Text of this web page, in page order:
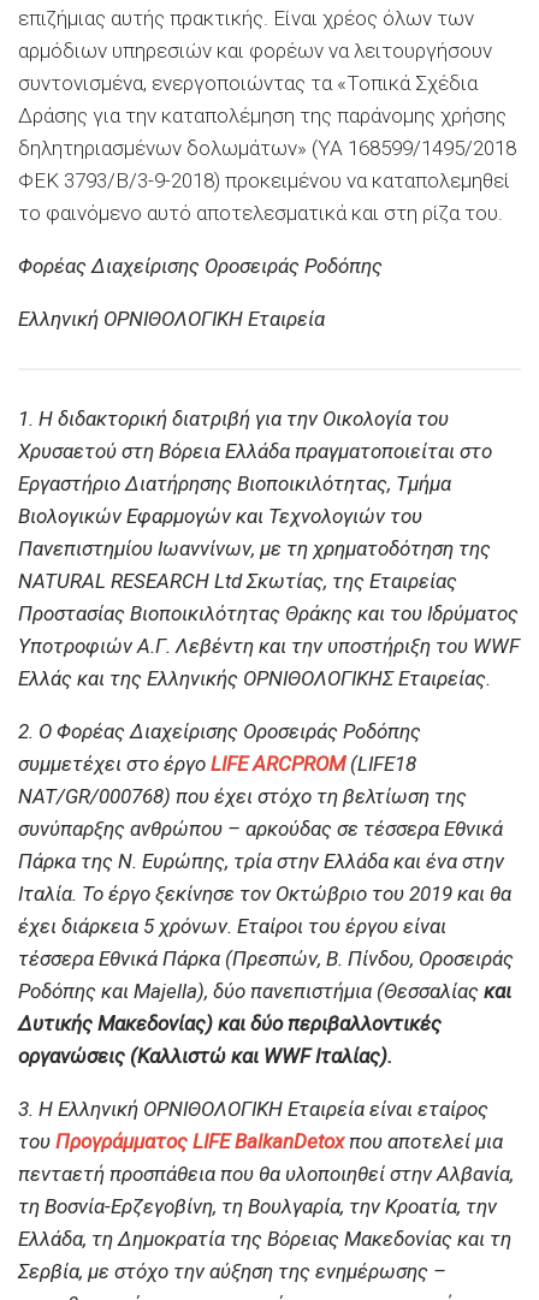
επιζήμιας αυτής πρακτικής. Είναι χρέος όλων των
αρμόδιων υπηρεσιών και φορέων να λειτουργήσουν
συντονισμένα, ενεργοποιώντας τα «Τοπικά Σχέδια
Δράσης για την καταπολέμηση της παράνομης χρήσης
δηλητηριασμένων δολωμάτων» (ΥΑ 168599/1495/2018
ΦΕΚ 3793/Β/3-9-2018) προκειμένου να καταπολεμηθεί
το φαινόμενο αυτό αποτελεσματικά και στη ρίζα του.
Φορέας Διαχείρισης Οροσειράς Ροδόπης
Ελληνική ΟΡΝΙΘΟΛΟΓΙΚΗ Εταιρεία
1. Η διδακτορική διατριβή για την Οικολογία του
Χρυσαετού στη Βόρεια Ελλάδα πραγματοποιείται στο
Εργαστήριο Διατήρησης Βιοποικιλότητας, Τμήμα
Βιολογικών Εφαρμογών και Τεχνολογιών του
Πανεπιστημίου Ιωαννίνων, με τη χρηματοδότηση της
NATURAL RESEARCH Ltd Σκωτίας, της Εταιρείας
Προστασίας Βιοποικιλότητας Θράκης και του Ιδρύματος
Υποτροφιών Α.Γ. Λεβέντη και την υποστήριξη του WWF
Ελλάς και της Ελληνικής ΟΡΝΙΘΟΛΟΓΙΚΗΣ Εταιρείας.
2. Ο Φορέας Διαχείρισης Οροσειράς Ροδόπης
συμμετέχει στο έργο LIFE ARCPROM(LIFE18
NAT/GR/000768) που έχει στόχο τη βελτίωση της
συνύπαρξης ανθρώπου – αρκούδας σε τέσσερα Εθνικά
Πάρκα της N. Eυρώπης, τρία στην Ελλάδα και ένα στην
Ιταλία. To έργο ξεκίνησε τον Οκτώβριο του 2019 και θα
έχει διάρκεια 5 χρόνων. Εταίροι του έργου είναι
τέσσερα Εθνικά Πάρκα (Πρεσπών, Β. Πίνδου, Οροσειράς
Ροδόπης και Majella), δύο πανεπιστήμια (Θεσσαλίας και
Δυτικής Μακεδονίας) και δύο περιβαλλοντικές
οργανώσεις (Καλλιστώ και WWF Iταλίας).
3. Η Ελληνική ΟΡΝΙΘΟΛΟΓΙΚΗ Εταιρεία είναι εταίρος
του Προγράμματος LIFE BalkanDetoxπου αποτελεί μια
πενταετή προσπάθεια που θα υλοποιηθεί στην Αλβανία,
τη Βοσνία-Ερζεγοβίνη, τη Βουλγαρία, την Κροατία, την
Ελλάδα, τη Δημοκρατία της Βόρειας Μακεδονίας και τη
Σερβία, με στόχο την αύξηση της ενημέρωσης –